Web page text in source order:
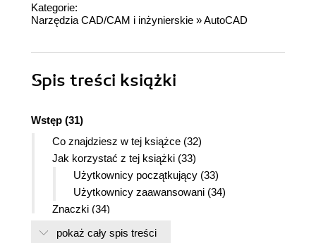
Kategorie:
Narzędzia CAD/CAM i inżynierskie »AutoCAD
Spis treści książki
Wstęp (31)
Co znajdziesz w tej książce (32)
Jak korzystać z tej książki (33)
Użytkownicy początkujący (33)
Użytkownicy zaawansowani (34)
Znaczki (34)
Nowe możliwości AutoCAD-a 2000 (35)
pokaż cały spis treści